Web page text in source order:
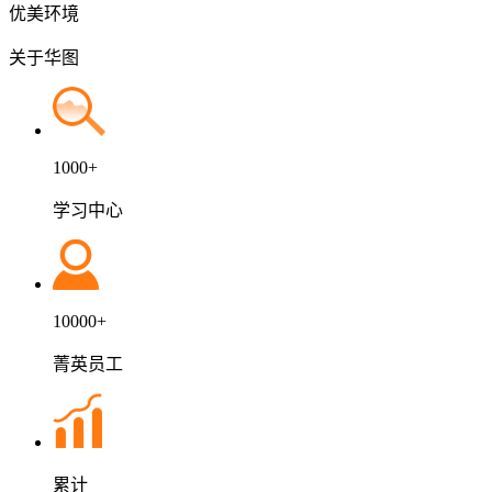
优美环境
关于华图
1000+
学习中心
10000+
菁英员工
累计